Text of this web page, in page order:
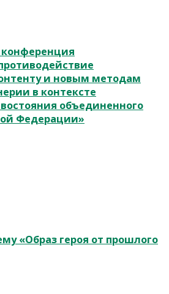
и новым методам
в контексте
объединенного
Федерации»
«Образ героя от прошлого